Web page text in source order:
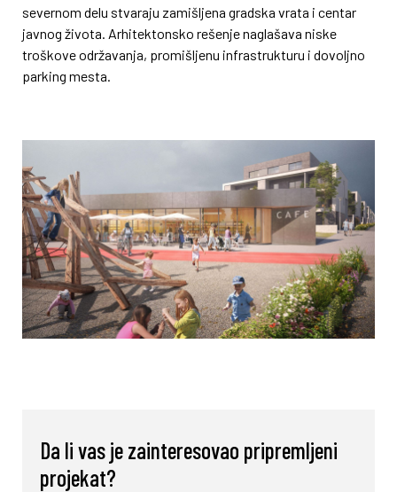
severnom delu stvaraju zamišljena gradska vrata i centar
javnog života. Arhitektonsko rešenje naglašava niske
troškove održavanja, promišljenu infrastrukturu i dovoljno
parking mesta.
Da li vas je zainteresovao pripremljeni
projekat?